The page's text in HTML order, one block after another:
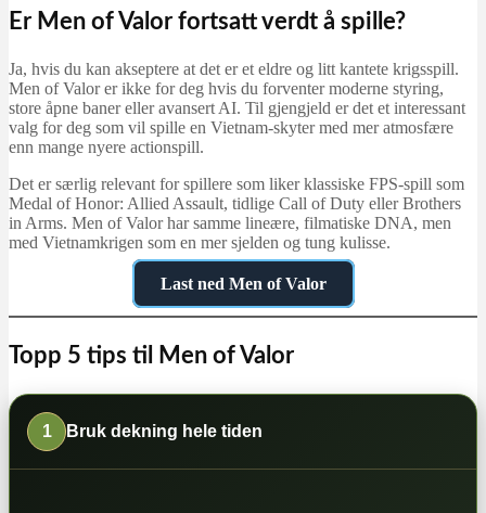
Er Men of Valor fortsatt verdt å spille?
Ja, hvis du kan akseptere at det er et eldre og litt kantete krigsspill.
Men of Valor er ikke for deg hvis du forventer moderne styring,
store åpne baner eller avansert AI. Til gjengjeld er det et interessant
valg for deg som vil spille en Vietnam-skyter med mer atmosfære
enn mange nyere actionspill.
Det er særlig relevant for spillere som liker klassiske FPS-spill som
Medal of Honor: Allied Assault, tidlige Call of Duty eller Brothers
in Arms. Men of Valor har samme lineære, filmatiske DNA, men
med Vietnamkrigen som en mer sjelden og tung kulisse.
Last ned Men of Valor
Topp 5 tips til Men of Valor
1 Bruk dekning hele tiden